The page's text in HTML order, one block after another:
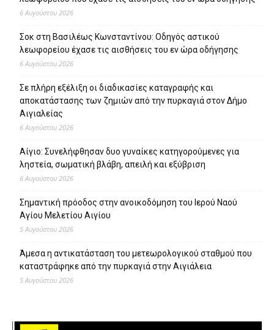
6 Αυγούστου 2026
Σοκ στη Βασιλέως Κωνσταντίνου: Οδηγός αστικού
λεωφορείου έχασε τις αισθήσεις του εν ώρα οδήγησης
6 Αυγούστου 2026
Σε πλήρη εξέλιξη οι διαδικασίες καταγραφής και
αποκατάστασης των ζημιών από την πυρκαγιά στον Δήμο
Αιγιαλείας
6 Αυγούστου 2026
Αίγιο: Συνελήφθησαν δυο γυναίκες κατηγορούμενες για
ληστεία, σωματική βλάβη, απειλή και εξύβριση
6 Αυγούστου 2026
Σημαντική πρόοδος στην ανοικοδόμηση του Ιερού Ναού
Αγίου Μελετίου Αιγίου
5 Αυγούστου 2026
Άμεσα η αντικατάσταση του μετεωρολογικού σταθμού που
καταστράφηκε από την πυρκαγιά στην Αιγιάλεια
5 Αυγούστου 2026